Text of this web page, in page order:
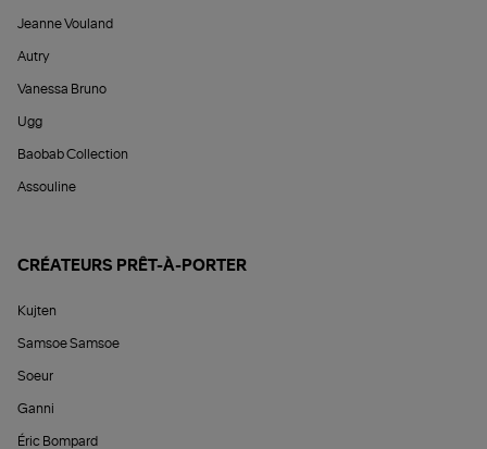
Jeanne Vouland
Autry
Vanessa Bruno
Ugg
Baobab Collection
Assouline
CRÉATEURS PRÊT-À-PORTER
Kujten
Samsoe Samsoe
Soeur
Ganni
Éric Bompard